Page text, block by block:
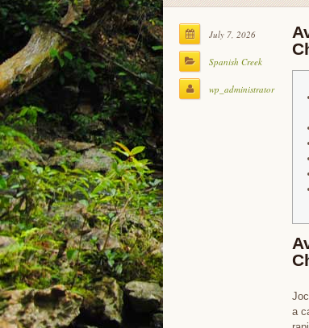
July 7, 2026
Spanish Creek
wp_administrator
a